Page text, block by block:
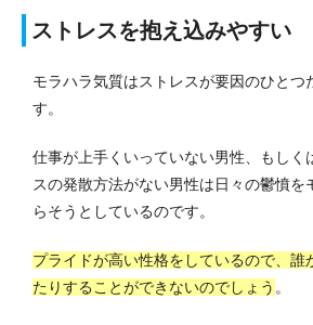
ストレスを抱え込みやすい
モラハラ気質はストレスが要因のひとつ
す。
仕事が上手くいっていない男性、もしく
スの発散方法がない男性は日々の鬱憤を
らそうとしているのです。
プライドが高い性格をしているので、誰
たりすることができないのでしょう 。